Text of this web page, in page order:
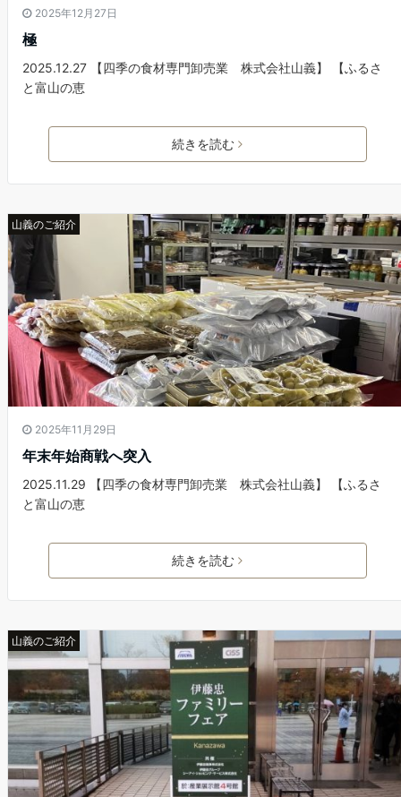
2025年12月27日
極
2025.12.27 【四季の食材専門卸売業 株式会社山義】 【ふるさ
と富山の恵
続きを読む
山義のご紹介
2025年11月29日
年末年始商戦へ突入
2025.11.29 【四季の食材専門卸売業 株式会社山義】 【ふるさ
と富山の恵
続きを読む
山義のご紹介